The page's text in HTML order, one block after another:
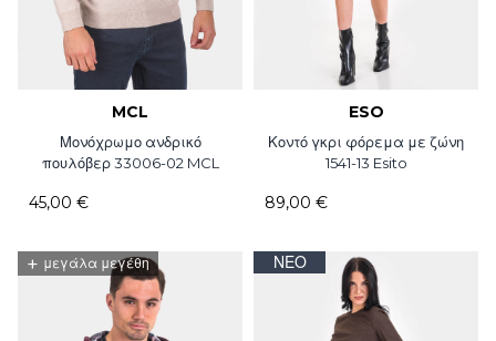
MCL
Μονόχρωμο ανδρικό
πουλόβερ 33006-02 MCL
45,00 €
ESO
Κοντό γκρι φόρεμα με ζώνη
1541-13 Esito
89,00 €
+ μεγάλα μεγέθη ΝΈΟ